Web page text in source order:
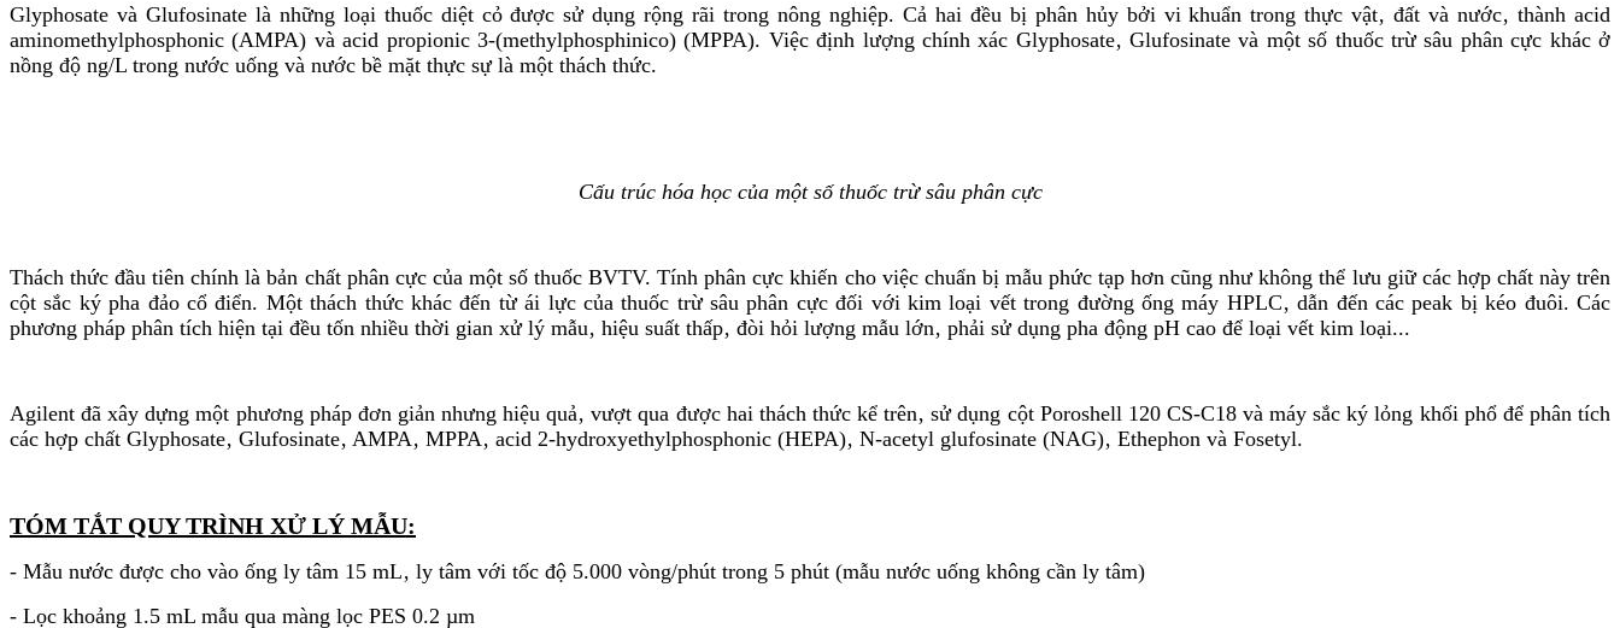
Glyphosate và Glufosinate là những loại thuốc diệt cỏ được sử dụng rộng rãi trong nông nghiệp. Cả hai đều bị phân hủy bởi vi khuẩn trong thực vật‚ đất và nước‚ thành acid
aminomethylphosphonic (AMPA) và acid propionic 3-(methylphosphinico) (MPPA). Việc định lượng chính xác Glyphosate‚ Glufosinate và một số thuốc trừ sâu phân cực khác ở
nồng độ ng/L trong nước uống và nước bề mặt thực sự là một thách thức.
Cấu trúc hóa học của một số thuốc trừ sâu phân cực
Thách thức đầu tiên chính là bản chất phân cực của một số thuốc BVTV. Tính phân cực khiến cho việc chuẩn bị mẫu phức tạp hơn cũng như không thể lưu giữ các hợp chất này trên
cột sắc ký pha đảo cổ điển. Một thách thức khác đến từ ái lực của thuốc trừ sâu phân cực đối với kim loại vết trong đường ống máy HPLC‚ dẫn đến các peak bị kéo đuôi. Các
phương pháp phân tích hiện tại đều tốn nhiều thời gian xử lý mẫu‚ hiệu suất thấp‚ đòi hỏi lượng mẫu lớn‚ phải sử dụng pha động pH cao để loại vết kim loại...
Agilent đã xây dựng một phương pháp đơn giản nhưng hiệu quả‚ vượt qua được hai thách thức kể trên‚ sử dụng cột Poroshell 120 CS-C18 và máy sắc ký lỏng khối phổ để phân tích
các hợp chất Glyphosate‚ Glufosinate‚ AMPA‚ MPPA‚ acid 2-hydroxyethylphosphonic (HEPA)‚ N-acetyl glufosinate (NAG)‚ Ethephon và Fosetyl.
TÓM TẮT QUY TRÌNH XỬ LÝ MẪU:
- Mẫu nước được cho vào ống ly tâm 15 mL‚ ly tâm với tốc độ 5.000 vòng/phút trong 5 phút (mẫu nước uống không cần ly tâm)
- Lọc khoảng 1.5 mL mẫu qua màng lọc PES 0.2 µm